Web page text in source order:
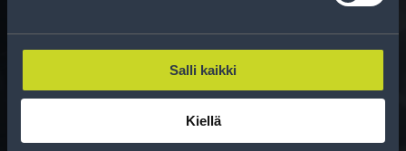
Salli kaikki
Kiellä
Rengasinfo
Tavallisen ihmisen tietoa merkinnöistä, renkaista ja